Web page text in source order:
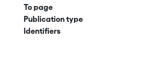
To page
Publication type
Identifiers